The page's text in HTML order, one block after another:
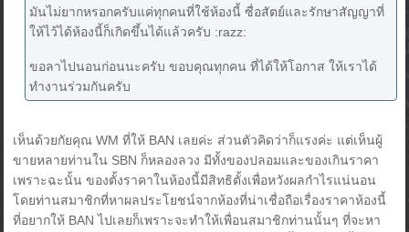
มันไม่ยากหรอกครับแค่ทุกคนที่ใช้ห้องนี้ ซื่อสัตย์และรักษาสัญญาที่
ให้ไว้ได้ห้องนี้ก็เกิดขึ้นได้แล้วครับ :razz:
ขอลาไปนอนก่อนนะครับ ขอบคุณทุกคน ที่ได้ให้โอกาส ให้เราได้
ทำงานร่วมกันครับ
เห็นด้วยกัยคุณ WM ที่ให้ BAN เลยค่ะ ส่วนตัวคิดว่าก็แรงค่ะ แต่เห็นผู้
ขายหลายท่านใน SBN ก็หลองลวง มีทั้งของปลอมและของเกินราคา
เพราะฉะนั้น ของตั้งราคาในห้องนี้มีสิทธิตั้งเพื่อหวังผลกำไรแน่นอน
โดยท่านสมาชิกที่หาผลประโยชน์จากห้องที่น่าเชื่อถือเรื่องราคาห้องนี้
ที่อยากให้ BAN ไปเลยก็เพราะจะทำให้เพื่อนสมาชิกท่านนั้นๆ ที่จะหา